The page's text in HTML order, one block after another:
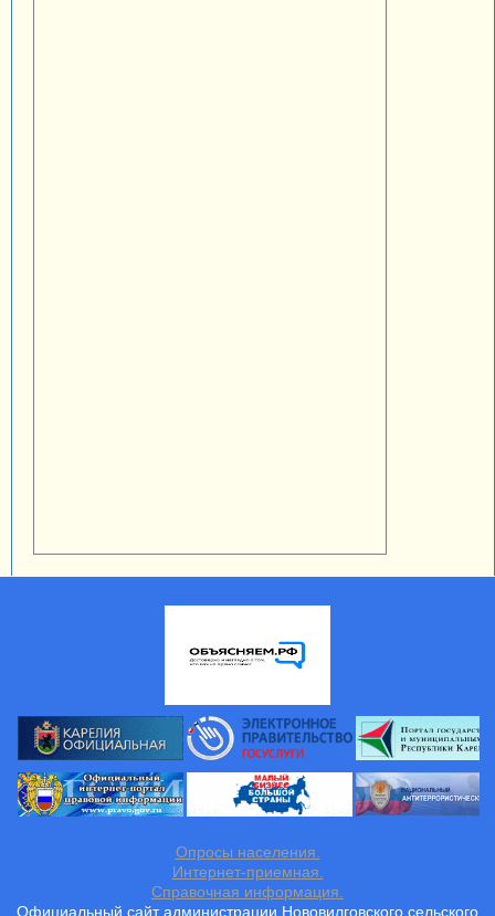
Опросы населения.
Интернет-приемная.
Справочная информация.
Официальный сайт администрации Нововилговского сельского